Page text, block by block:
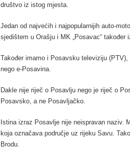
društvo iz istog mjesta.
Jedan od najvećih i najpopularnijih auto-
sjedištem u Orašju i MK „Posavac“ također
Također imamo i Posavsku televiziju
nego e-Posavina.
Dakle nije riječ o Posavlju nego je riječ o
Posavsko, a ne Posavljačko.
Istina izraz Posavlje nije neispravan naziv.
koja označava područje uz rijeku Savu.
Brodu.